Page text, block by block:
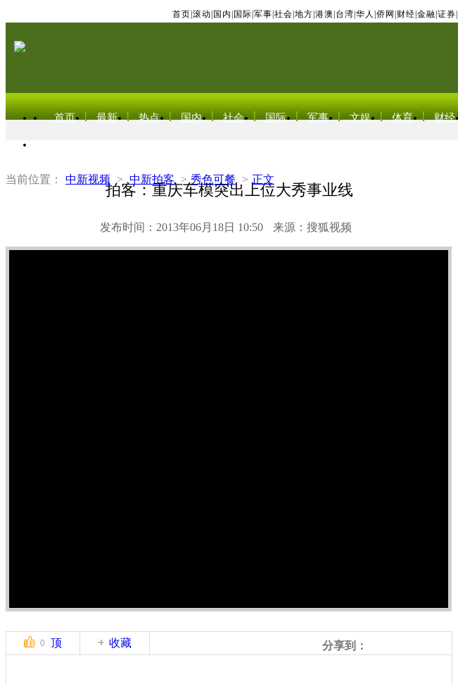
首页 滚动 国内 国际 军事 社会 地方 港澳 台湾 华人 侨网 财经 金融 证券
首页 最新 热点 国内 社会 国际 军事 文娱 体育 财经
当前位置： 中新视频 > 中新拍客 > 秀色可餐 > 正文
拍客：重庆车模突出上位大秀事业线
发布时间：2013年06月18日 10:50 来源：搜狐视频
0 顶 收藏 分享到：